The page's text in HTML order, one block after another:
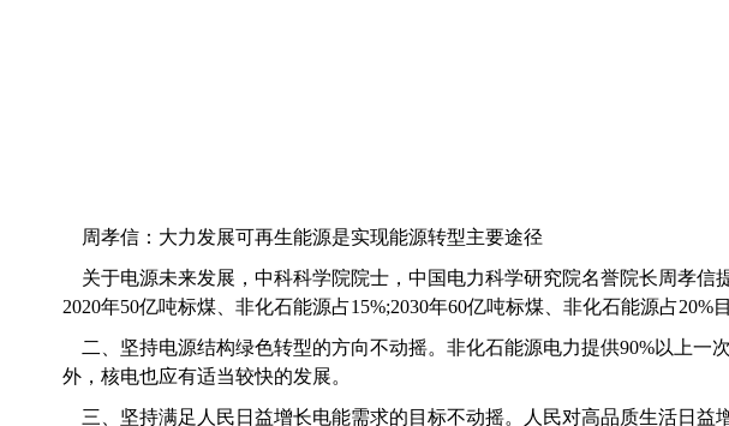
周孝信： 大力发展可再生能源是实现能源转型主要途径
关于电源未来发展， 中科科学院院士，中国电力科学研究院名誉院长周孝信
2020年50亿吨标煤、非化石能源占15%;2030年60亿吨标煤、非化石能源占20%
二、坚持电源结构绿色转型的方向不动摇。非化石能源电力提供90%以上
外，核电也应有适当较快的发展。
三、坚持满足人民日益增长电能需求的目标不动摇。人民对高品质生活日